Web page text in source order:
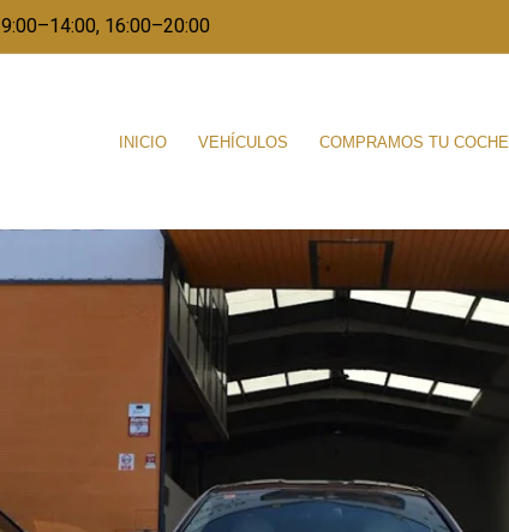
9:00–14:00, 16:00–20:00
INICIO VEHÍCULOS COMPRAMOS TU COCHE